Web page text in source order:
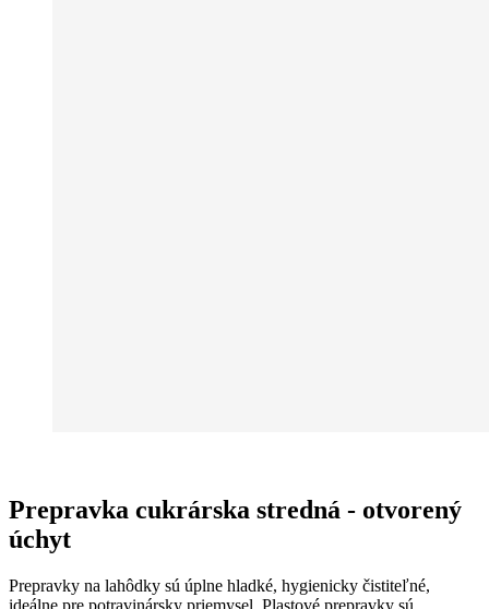
Prepravka cukrárska stredná - otvorený
úchyt
Prepravky na lahôdky sú úplne hladké, hygienicky čistiteľné,
ideálne pre potravinársky priemysel. Plastové prepravky sú